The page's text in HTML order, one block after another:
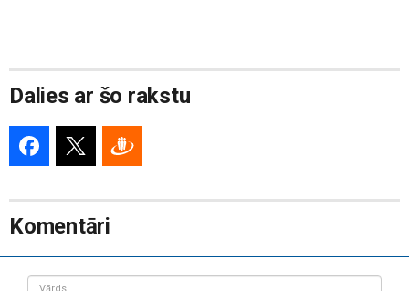
Dalies ar šo rakstu
Komentāri
Vārds